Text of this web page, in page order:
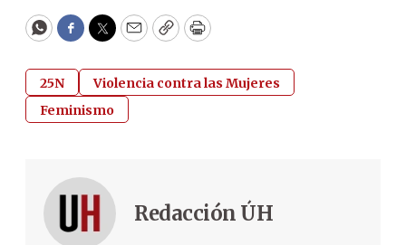
WhatsApp
Facebook
Twitter
EmailCopyPrint
25N
Violencia contra las Mujeres
Feminismo
Redacción ÚH